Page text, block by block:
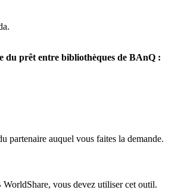
du prêt entre bibliothèques de BAnQ :
partenaire auquel vous faites la demande.
vous devez utiliser cet outil.